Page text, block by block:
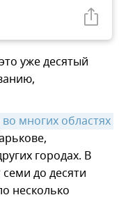
уже десятый
многих областях
городах. В
до десяти
несколько